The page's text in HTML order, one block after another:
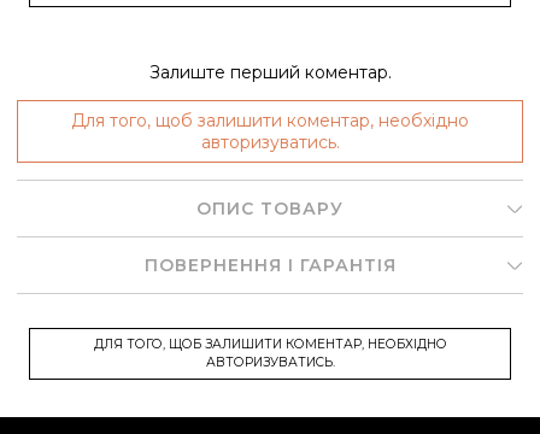
Залиште перший коментар.
Для того, щоб залишити коментар, необхідно
авторизуватись.
ОПИС ТОВАРУ
ПОВЕРНЕННЯ І ГАРАНТІЯ
ДЛЯ ТОГО, ЩОБ ЗАЛИШИТИ КОМЕНТАР, НЕОБХІДНО
АВТОРИЗУВАТИСЬ.